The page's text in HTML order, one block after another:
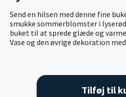
Send en hilsen med denne fine
smukke sommerblomster i
buket til at sprede glæde og varme
Vase og den øvrige dekoration
Tilføj til